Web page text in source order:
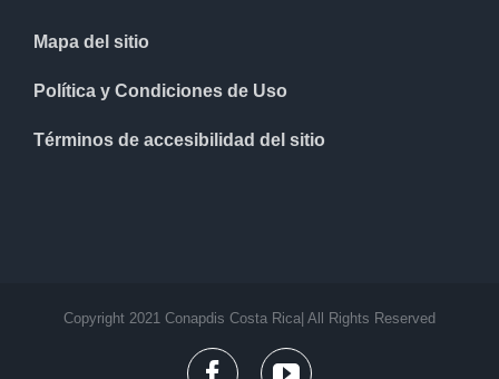
Mapa del sitio
Política y Condiciones de Uso
Términos de accesibilidad del sitio
Copyright 2021 Conapdis Costa Rica| All Rights Reserved
facebookyoutube